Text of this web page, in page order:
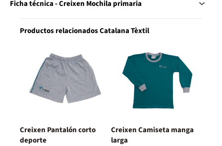
Ficha técnica - Creixen Mochila primaria
Productos relacionados Catalana Tèxtil
Creixen Pantalón corto
deporte
Creixen Camiseta manga
larga